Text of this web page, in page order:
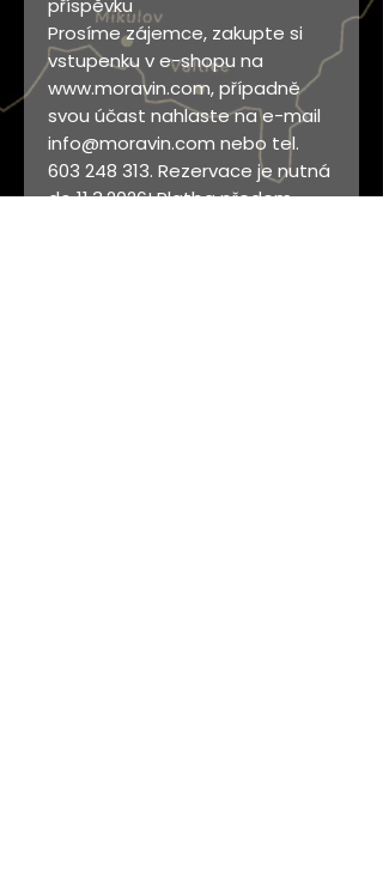
příspěvku
Prosíme zájemce, zakupte si
vstupenku v e-shopu na
www.moravin.com, případně
svou účast nahlaste na e-mail
info@moravin.com nebo tel.
603 248 313. Rezervace je nutná
do 11.3.2026! Platba předem